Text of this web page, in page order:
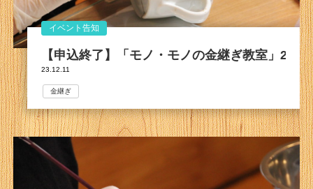
イベント告知
【申込終了】「モノ・モノの金継ぎ教室」
23.12.11
金継ぎ